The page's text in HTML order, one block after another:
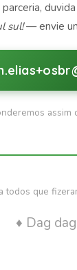
sul!— envie
assim
todos que
♦ Dag